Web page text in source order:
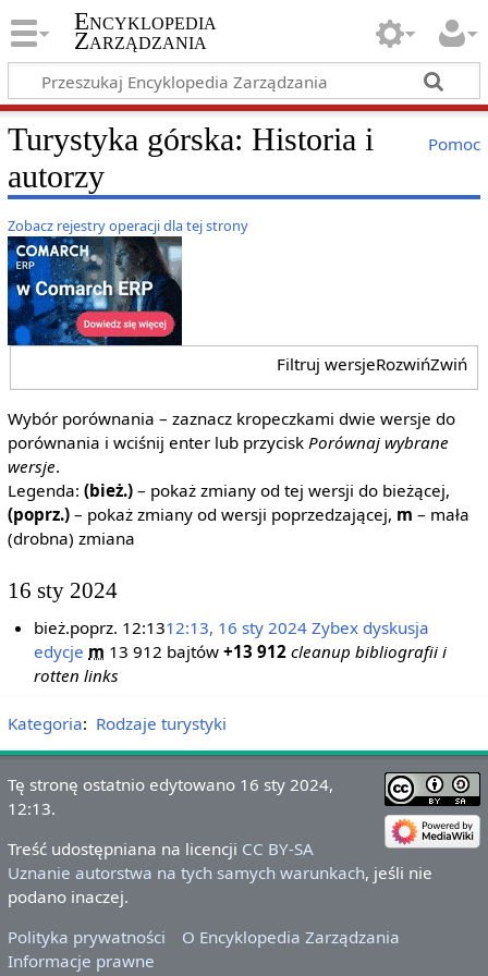
Encyklopedia
Zarządzania
Pomoc
Turystyka górska: Historia i
autorzy
Zobacz rejestry operacji dla tej strony
Filtruj wersjeRozwińZwiń
Wybór porównania – zaznacz kropeczkami dwie wersje do
porównania i wciśnij enter lub przycisk Porównaj wybrane
wersje.
Legenda: (bież.)– pokaż zmiany od tej wersji do bieżącej,
(poprz.)– pokaż zmiany od wersji poprzedzającej, m – mała
(drobna) zmiana
16 sty 2024
bież.poprz. 12:1312:13, 16 sty 2024 ‎Zybex dyskusja
edycje m 13 912 bajtów +13 912 ‎cleanup bibliografii i
rotten links
Kategoria: Rodzaje turystyki
Tę stronę ostatnio edytowano 16 sty 2024,
12:13.
Treść udostępniana na licencji CC BY-SA
Uznanie autorstwa na tych samych warunkach, jeśli nie
podano inaczej.
Polityka prywatności
O Encyklopedia Zarządzania
Informacje prawne